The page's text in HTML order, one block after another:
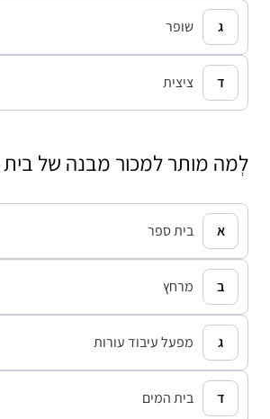
שופר
ציצית
לְמה מותר למכור מבנה של
בית ספר
מרחץ
מפעל עיבוד עורות
בית המים